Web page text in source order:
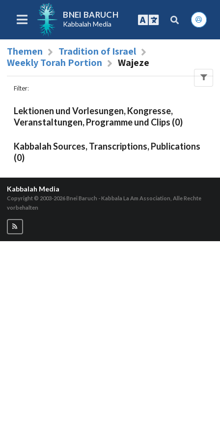
BNEI BARUCH
Kabbalah Media
Themen
Tradition of Israel
Weekly Torah Portion
Wajeze
Filter:
Lektionen und Vorlesungen, Kongresse,
Veranstaltungen, Programme und Clips (0)
Kabbalah Sources, Transcriptions, Publications
(0)
Kabbalah Media
Copyright © 2003-2026Bnei Baruch - Kabbala La Am Association, Alle Rechte
vorbehalten